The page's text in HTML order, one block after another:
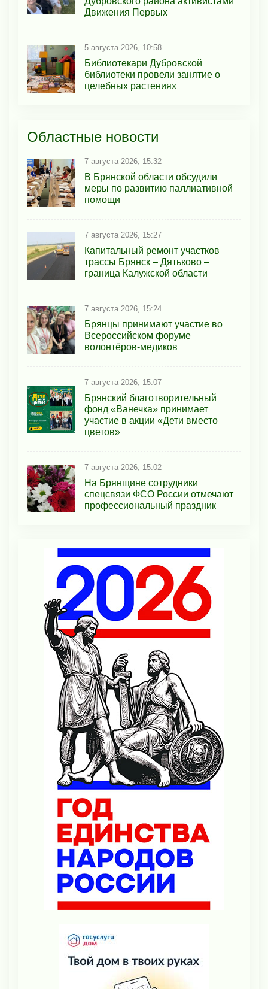
Движения Первых
5 августа 2026, 10:58
Библиотекари Дубровской
библиотеки провели занятие о
целебных растениях
Областные новости
7 августа 2026, 15:32
В Брянской области обсудили
меры по развитию паллиативной
помощи
7 августа 2026, 15:27
Капитальный ремонт участков
трассы Брянск – Дятьково –
граница Калужской области
7 августа 2026, 15:24
Брянцы принимают участие во
Всероссийском форуме
волонтёров-медиков
7 августа 2026, 15:07
Брянский благотворительный
фонд «Ванечка» принимает
участие в акции «Дети вместо
цветов»
7 августа 2026, 15:02
На Брянщине сотрудники
спецсвязи ФСО России отмечают
профессиональный праздник